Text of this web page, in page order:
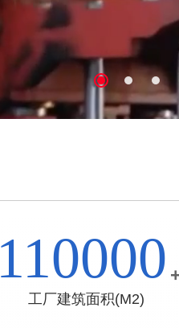
110000 +
工厂建筑面积(M2)